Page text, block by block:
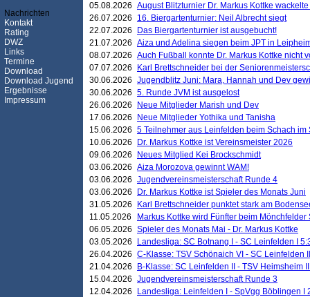
Nachrichten
Kontakt
Rating
DWZ
Links
Termine
Download
Download Jugend
Ergebnisse
Impressum
05.08.2026 August Blitzturnier Dr. Markus Kottke
26.07.2026
16. Biergartenturnier: Neil Albrecht siegt
22.07.2026
Das Biergartenturnier ist ausgebucht!
21.07.2026 Aiza und Adelina siegen beim JPT in
08.07.2026 Auch Fußball konnte Dr. Markus Kottke nicht
07.07.2026
Karl Brettschneider bei der
30.06.2026 Jugendblitz Juni: Mara, Hannah und Dev
30.06.2026 5. Runde JVM ist ausgelost
26.06.2026
Neue Mitglieder Marish und Dev
17.06.2026
Neue Mitglieder Yothika und Tanisha
15.06.2026 5 Teilnehmer aus Leinfelden beim Schach
10.06.2026
Dr. Markus Kottke ist Vereinsmeister 2026
09.06.2026
Neues Mitglied Kei Brockschmidt
03.06.2026 Aiza Morozova gewinnt WAM!
03.06.2026 Jugendvereinsmeisterschaft Runde 4
03.06.2026
Dr. Markus Kottke ist Spieler des Monats Juni
31.05.2026
Karl Brettschneider punktet stark am
11.05.2026
Markus Kottke wird Fünfter beim
06.05.2026 Spieler des Monats Mai - Dr. Markus Kottke
03.05.2026
Landesliga: SC Botnang I - SC Leinfelden I
26.04.2026 C-Klasse: TSV Schönaich VI - SC Leinfelden
21.04.2026
B-Klasse: SC Leinfelden II - TSV Heimsheim
15.04.2026 Jugendvereinsmeisterschaft Runde 3
12.04.2026
Landesliga: Leinfelden I - SpVgg Böblingen I